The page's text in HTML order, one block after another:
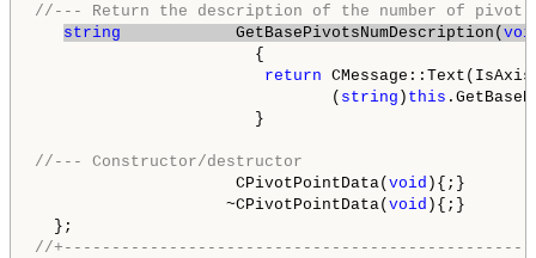
//--- Return the description of the number of pivot
string GetBasePivotsNumDescription(
{
return CMessage::Text(IsAxisX()
( string ) this
}
//--- Constructor/destructor
CPivotPointData( void ){;}
~CPivotPointData( void ){;}
//